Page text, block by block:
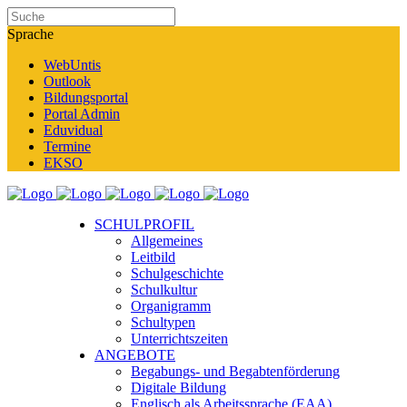
Sprache
WebUntis
Outlook
Bildungsportal
Portal Admin
Eduvidual
Termine
EKSO
SCHULPROFIL
Allgemeines
Leitbild
Schulgeschichte
Schulkultur
Organigramm
Schultypen
Unterrichtszeiten
ANGEBOTE
Begabungs- und Begabtenförderung
Digitale Bildung
Englisch als Arbeitssprache (EAA)